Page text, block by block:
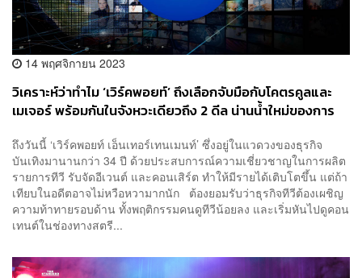
14 พฤศจิกายน 2023
วิเคราะห์ว่าทำไม ‘เวิร์คพอยท์’ ถึงเลือกจับมือกับโคตรคูลและ
เมเจอร์ พร้อมกันในจังหวะเดียวถึง 2 ดีล น่านน้ำใหม่ของการ
ถึงวันนี้ ‘เวิร์คพอยท์ เอ็นเทอร์เทนเมนท์’ ซึ่งอยู่ในแวดวงของธุรกิจ
บันเทิงมานานกว่า 34 ปี ด้วยประสบการณ์ความเชี่ยวชาญในการผลิต
รายการทีวี รับจัดอีเวนต์ และคอนเสิร์ต ทำให้มีรายได้เติบโตขึ้น แต่ถ้า
เทียบในอดีตอาจไม่หวือหวามากนัก ต้องยอมรับว่าธุรกิจทีวีต้องเผชิญ
ความท้าทายรอบด้าน ทั้งพฤติกรรมคนดูทีวีน้อยลง และเริ่มหันไปดูคอน
เทนต์ในช่องทางสตรี...